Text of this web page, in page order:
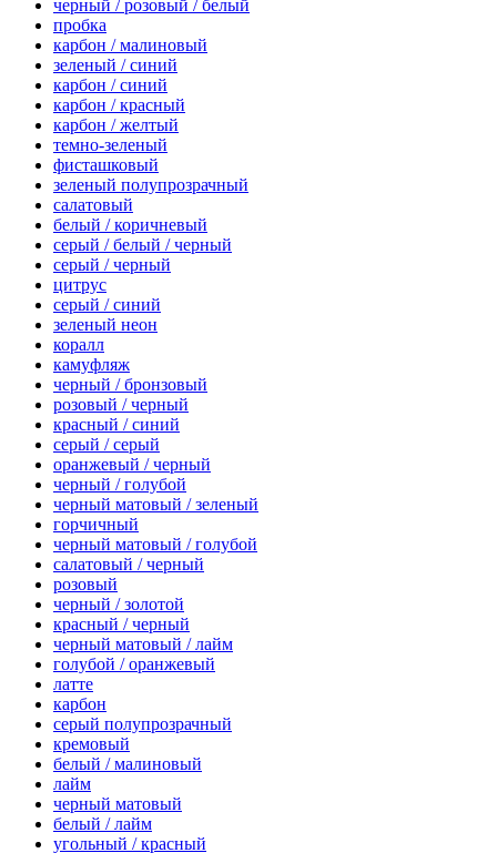
черный / розовый / белый
пробка
карбон / малиновый
зеленый / синий
карбон / синий
карбон / красный
карбон / желтый
темно-зеленый
фисташковый
зеленый полупрозрачный
салатовый
белый / коричневый
серый / белый / черный
серый / черный
цитрус
серый / синий
зеленый неон
коралл
камуфляж
черный / бронзовый
розовый / черный
красный / синий
серый / серый
оранжевый / черный
черный / голубой
черный матовый / зеленый
горчичный
черный матовый / голубой
салатовый / черный
розовый
черный / золотой
красный / черный
черный матовый / лайм
голубой / оранжевый
латте
карбон
серый полупрозрачный
кремовый
белый / малиновый
лайм
черный матовый
белый / лайм
угольный / красный